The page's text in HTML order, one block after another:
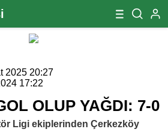
2025 20:27
17:22
OLUP YAĞDI: 7-0
Ligi ekiplerinden Çerkezköy